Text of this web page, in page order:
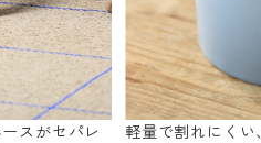
スがセパレ
軽量で割れにく